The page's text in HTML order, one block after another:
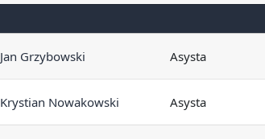
Jan Grzybowski Asysta
Krystian Nowakowski Asysta